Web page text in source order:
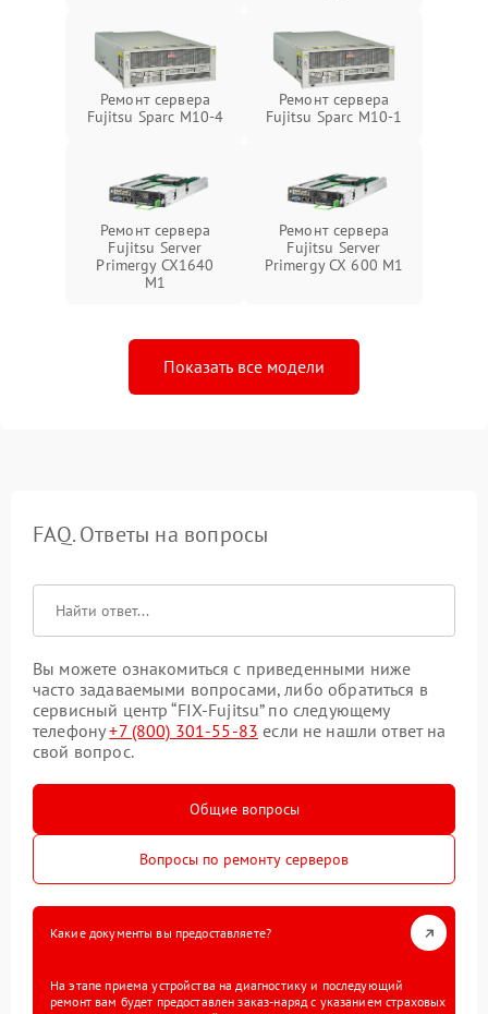
Ремонт сервера
Fujitsu Sparc M10-4
Ремонт сервера
Fujitsu Sparc M10-1
Ремонт сервера
Fujitsu Server
Primergy CX1640
M1
Ремонт сервера
Fujitsu Server
Primergy CX 600 M1
Показать все модели
FAQ. Ответы на вопросы
Вы можете ознакомиться с приведенными ниже
часто задаваемыми вопросами, либо обратиться в
сервисный центр “FIX-Fujitsu” по следующему
телефону+7 (800) 301-55-83 если не нашли ответ на
свой вопрос.
Общие вопросы
Вопросы по ремонту серверов
Какие документы вы предоставляете?
На этапе приема устройства на диагностику и последующий
ремонт вам будет предоставлен заказ-наряд с указанием страховых